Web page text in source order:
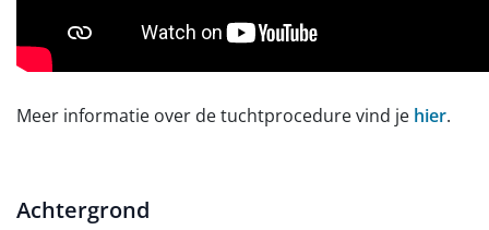
Meer informatie over de tuchtprocedure vind je hier.
Achtergrond